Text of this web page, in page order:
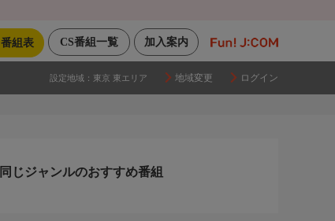
加入案内
CS番組一覧
番組表
設定地域： 東京 東エリア 地域変更 ログイン
同じジャンルのおすすめ番組